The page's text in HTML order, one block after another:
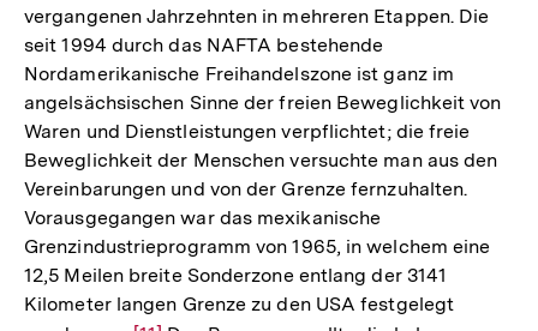
vergangenen Jahrzehnten in mehreren Etappen. Die
seit 1994 durch das NAFTA bestehende
Nordamerikanische Freihandelszone ist ganz im
angelsächsischen Sinne der freien Beweglichkeit von
Waren und Dienstleistungen verpflichtet; die freie
Beweglichkeit der Menschen versuchte man aus den
Vereinbarungen und von der Grenze fernzuhalten.
Vorausgegangen war das mexikanische
Grenzindustrieprogramm von 1965, in welchem eine
12,5 Meilen breite Sonderzone entlang der 3141
Kilometer langen Grenze zu den USA festgelegt